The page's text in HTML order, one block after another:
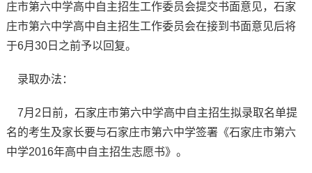
庄市第六中学高中自主招生工作委员会提交书面意见，石家
庄市第六中学高中自主招生工作委员会在接到书面意见后将
于6月30日之前予以回复。
录取办法：
7月2日前，石家庄市第六中学高中自主招生拟录取名单提
名的考生及家长要与石家庄市第六中学签署《石家庄市第六
中学2016年高中自主招生志愿书》。